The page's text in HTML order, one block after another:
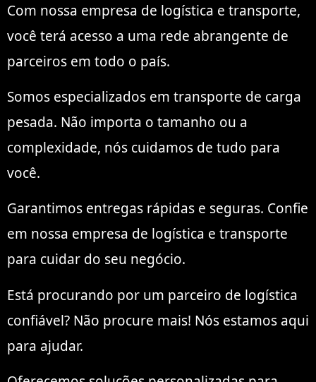
Com nossa empresa de logística e transporte,
você terá acesso a uma rede abrangente de
parceiros em todo o país.
Somos especializados em transporte de carga
pesada. Não importa o tamanho ou a
complexidade, nós cuidamos de tudo para
você.
Garantimos entregas rápidas e seguras. Confie
em nossa empresa de logística e transporte
para cuidar do seu negócio.
Está procurando por um parceiro de logística
confiável? Não procure mais! Nós estamos aqui
para ajudar.